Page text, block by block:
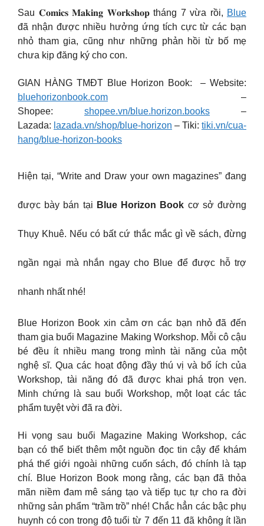
Sau 𝐂𝐨𝐦𝐢𝐜𝐬 𝐌𝐚𝐤𝐢𝐧𝐠 𝐖𝐨𝐫𝐤𝐬𝐡𝐨𝐩 tháng 7 vừa rồi, Blue
đã nhận được nhiều hưởng ứng tích cực từ các bạn
nhỏ tham gia, cũng như những phản hồi từ bố mẹ
chưa kịp đăng ký cho con.
GIAN HÀNG TMĐT Blue Horizon Book: – Website:
bluehorizonbook.com –
Shopee: shopee.vn/blue.horizon.books –
Lazada: lazada.vn/shop/blue-horizon – Tiki: tiki.vn/cua-
hang/blue-horizon-books
Hiện tại, “Write and Draw your own magazines” đang
được bày bán tại Blue Horizon Book cơ sở đường
Thụy Khuê. Nếu có bất cứ thắc mắc gì về sách, đừng
ngần ngại mà nhắn ngay cho Blue để được hỗ trợ
nhanh nhất nhé!
Blue Horizon Book xin cảm ơn các bạn nhỏ đã đến
tham gia buổi Magazine Making Workshop. Mỗi cô cậu
bé đều ít nhiều mang trong mình tài năng của một
nghệ sĩ. Qua các hoạt động đầy thú vị và bổ ích của
Workshop, tài năng đó đã được khai phá trọn vẹn.
Minh chứng là sau buổi Workshop, một loạt các tác
phẩm tuyệt vời đã ra đời.
Hi vọng sau buổi Magazine Making Workshop, các
bạn có thể biết thêm một nguồn đọc tin cậy để khám
phá thế giới ngoài những cuốn sách, đó chính là tạp
chí. Blue Horizon Book mong rằng, các bạn đã thỏa
mãn niềm đam mê sáng tạo và tiếp tục tự cho ra đời
những sản phẩm “trầm trồ” nhé! Chắc hẳn các bậc phụ
huynh có con trong độ tuổi từ 7 đến 11 đã không ít lần